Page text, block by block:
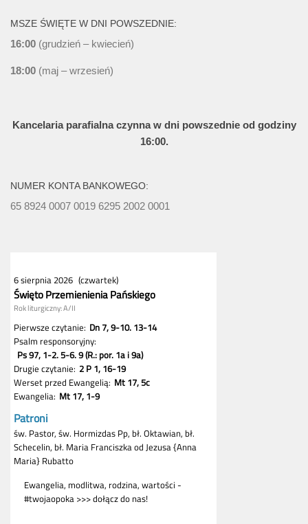
MSZE ŚWIĘTE W DNI POWSZEDNIE:
16:00 (grudzień – kwiecień)
18:00 (maj – wrzesień)
Kancelaria parafialna czynna w dni powszednie od godziny
16:00.
NUMER KONTA BANKOWEGO:
65 8924 0007 0019 6295 2002 0001